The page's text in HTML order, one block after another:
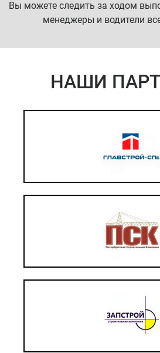
Вы можете следить за ходом
менеджеры и водители
НАШИ